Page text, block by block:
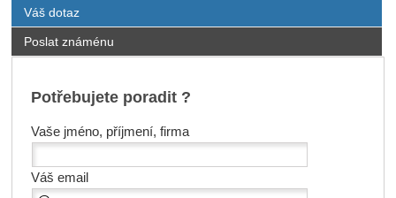
Váš dotaz
Poslat známénu
Potřebujete poradit ?
Vaše jméno, příjmení, firma
Váš email